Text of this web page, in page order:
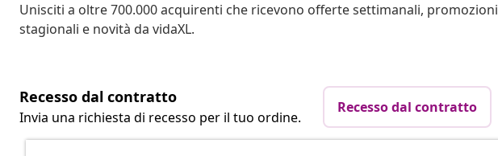
Unisciti a oltre 700.000 acquirenti che ricevono offerte settimanali, promozioni
stagionali e novità da vidaXL.
Recesso dal contratto
Invia una richiesta di recesso per il tuo ordine.
Recesso dal contratto